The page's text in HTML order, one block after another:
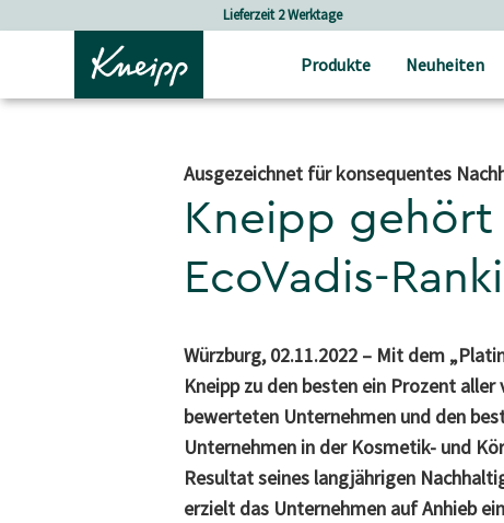
Produkte Neuheiten
Ausgezeichnet für konsequentes
Kneipp
EcoVadis-
Würzburg, 02.11.2022 – Mit dem
Kneipp zu den besten ein Prozent aller
bewerteten Unternehmen und den
Unternehmen in der Kosmetik- und
Resultat seines langjährigen
erzielt das Unternehmen auf Anhieb